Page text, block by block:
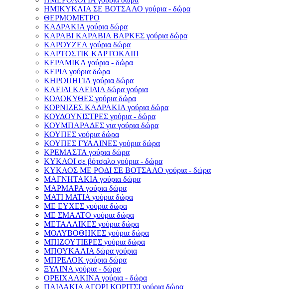
ΗΜΙΚΥΚΛΙΑ ΣΕ ΒΟΤΣΑΛΟ γούρια - δώρα
ΘΕΡΜΟΜΕΤΡΟ
ΚΑΔΡΑΚΙΑ γούρια δώρα
ΚΑΡΑΒΙ ΚΑΡΑΒΙΑ ΒΑΡΚΕΣ γούρια δώρα
ΚΑΡΟΥΖΕΛ γούρια δώρα
ΚΑΡΤΟΣΤΙΚ ΚΑΡΤΟΚΛΙΠ
ΚΕΡΑΜΙΚΑ γούρια - δώρα
ΚΕΡΙΑ γούρια δώρα
ΚΗΡΟΠΗΓΙΑ γούρια δώρα
ΚΛΕΙΔΙ ΚΛΕΙΔΙΑ δώρα γούρια
ΚΟΛΟΚΥΘΕΣ γούρια δώρα
ΚΟΡΝΙΖΕΣ ΚΑΔΡΑΚΙΑ γούρια δώρα
ΚΟΥΔΟΥΝΙΣΤΡΕΣ γούρια - δώρα
ΚΟΥΜΠΑΡΑΔΕΣ για γούρια δώρα
ΚΟΥΠΕΣ γούρια δώρα
ΚΟΥΠΕΣ ΓΥΑΛΙΝΕΣ γούρια δώρα
ΚΡΕΜΑΣΤΑ γούρια δώρα
ΚΥΚΛΟΙ σε βότσαλο γούρια - δώρα
ΚΥΚΛΟΣ ΜΕ ΡΟΔΙ ΣΕ ΒΟΤΣΑΛΟ γούρια - δώρα
ΜΑΓΝΗΤΑΚΙΑ γούρια δώρα
ΜΑΡΜΑΡΑ γούρια δώρα
ΜΑΤΙ ΜΑΤΙΑ γούρια δώρα
ΜΕ ΕΥΧΕΣ γούρια δώρα
ΜΕ ΣΜΑΛΤΟ γούρια δώρα
ΜΕΤΑΛΛΙΚΕΣ γούρια δώρα
ΜΟΛΥΒΟΘΗΚΕΣ γούρια δώρα
ΜΠΙΖΟΥΤΙΕΡΕΣ γούρια δώρα
ΜΠΟΥΚΑΛΙΑ δώρα γούρια
ΜΠΡΕΛΟΚ γούρια δώρα
ΞΥΛΙΝΑ γούρια - δώρα
ΟΡΕΙΧΑΛΚΙΝΑ γούρια - δώρα
ΠΑΙΔΑΚΙΑ ΑΓΟΡΙ ΚΟΡΙΤΣΙ γούρια δώρα